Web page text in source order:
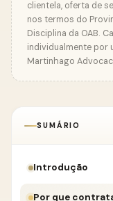
clientela, oferta de
nos termos do
Disciplina da OAB.
individualmente por
Martinhago
SUMÁRIO
Introdução
Por que